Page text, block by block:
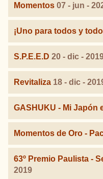
Momentos 07 - jun -
¡Uno para todos y
S.P.E.E.D 20 - dic -
Revitaliza 18 - dic -
GASHUKU - Mi Japón
Momentos de Oro -
63º Premio Paulista -
2019